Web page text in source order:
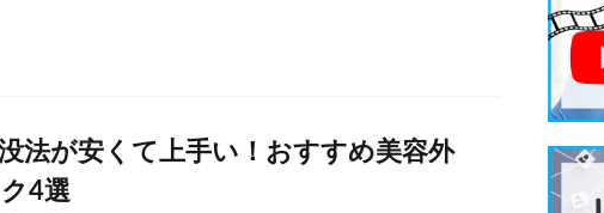
法が安くて上手い！おすすめ美容外
4選